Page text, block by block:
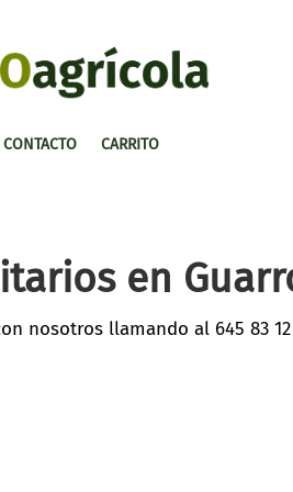
CONTACTO CARRITO
en
nosotros llamando al 645 83